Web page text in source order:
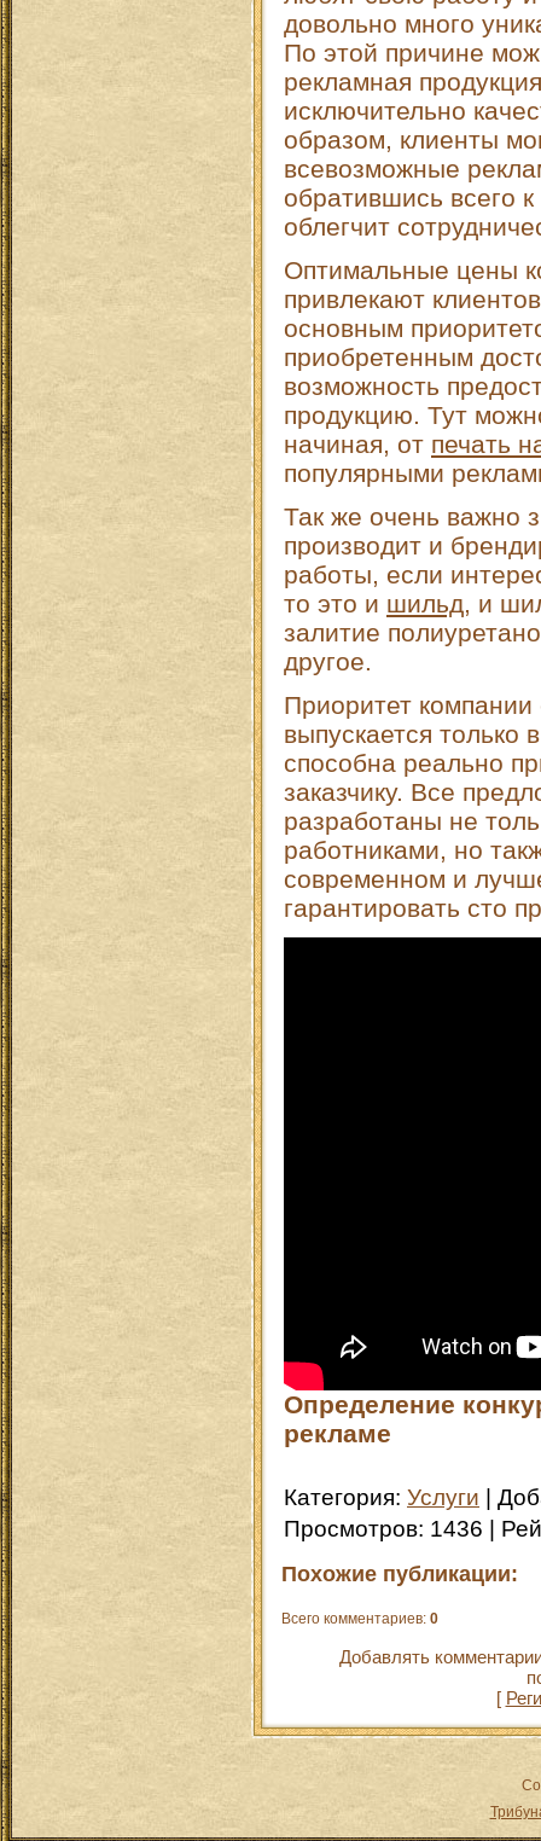
довольно много
По этой причине
рекламная
исключительно
образом, клиенты
всевозможные
обратившись всего
облегчит
Оптимальные цены
привлекают
основным
приобретенным
возможность
продукцию. Тут
начиная, от печать
популярными
Так же очень важно
производит и
работы, если
то это и шильд, и
залитие
другое.
Приоритет
выпускается только
способна реально
заказчику. Все
разработаны не
работниками, но
современном и
гарантировать сто
Определение
рекламе
Категория: Услуги
Просмотров: 1436
Похожие публикации:
Всего комментариев: 0
Добавлять
[